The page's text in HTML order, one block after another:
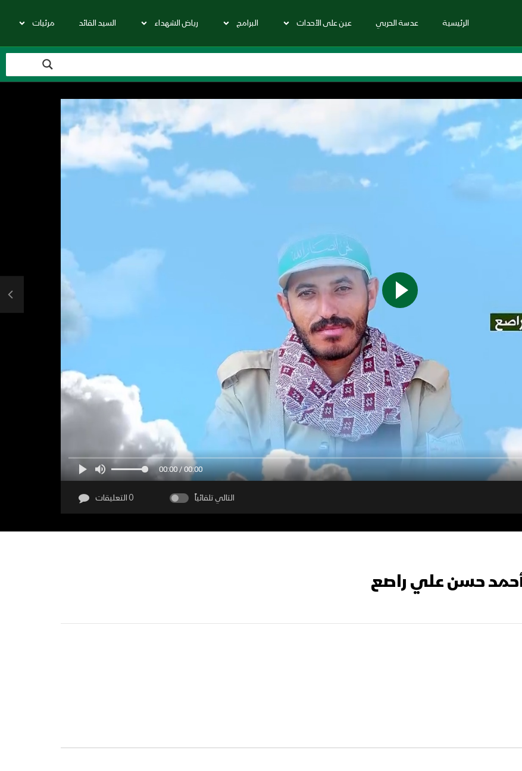
الرئيسية عدسة الحربي عين على الأحداث البرامج رياض الشهداء السيد القائد مرئيات
00:00 / 00:00
التالي تلقائياً 0 التعليقات
أحمد حسن علي راصع